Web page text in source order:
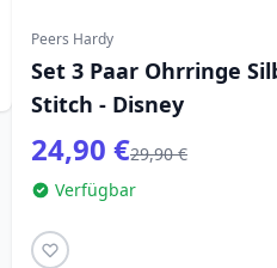
Peers Hardy
Set 3 Paar Ohrringe
Stitch - Disney
24,90 €29,90 €
Verfügbar